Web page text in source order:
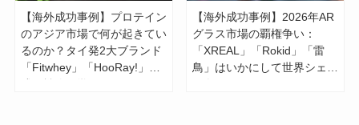
【海外成功事例】プロテイン
のアジア市場で何が起きてい
るのか？タイ発2大ブランド
「Fitwhey」「HooRay!」の
【海外成功事例】2026年AR
グラス市場の覇権争い：
「XREAL」「Rokid」「雷
鳥」はいかにして世界シェア